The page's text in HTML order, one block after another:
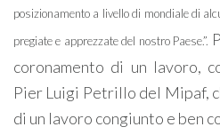
posizionamento a livello di mondiale di
pregiate e apprezzate del nostro Paese.”.
coronamento di un lavoro,
Pier Luigi Petrillo del Mipaf,
di un lavoro congiunto e ben